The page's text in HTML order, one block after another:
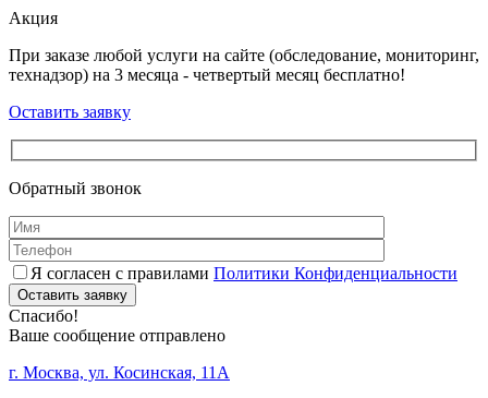
Акция
При заказе любой услуги на сайте (обследование, мониторинг,
технадзор) на 3 месяца - четвертый месяц бесплатно!
Оставить заявку
Обратный звонок
Я согласен с правилами Политики Конфиденциальности
Оставить заявку
Спасибо!
Ваше сообщение отправлено
г. Москва, ул. Косинская, 11А